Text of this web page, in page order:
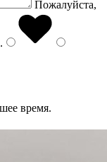
Пожалуйста,
.
время.